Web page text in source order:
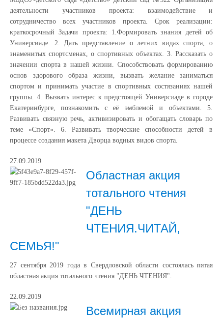
деятельности участников проекта: взаимодействие и
сотрудничество всех участников проекта. Срок реализации:
краткосрочный Задачи проекта: 1.Формировать знания детей об
Универсиаде. 2. Дать представление о летних видах спорта, о
знаменитых спортсменах, о спортивных объектах. 3. Рассказать о
значении спорта в нашей жизни. Способствовать формированию
основ здорового образа жизни, вызвать желание заниматься
спортом и принимать участие в спортивных состязаниях нашей
группы. 4. Вызвать интерес к предстоящей Универсиаде в городе
Екатеринбурге, познакомить с её эмблемой и объектами. 5.
Развивать связную речь, активизировать и обогащать словарь по
теме «Спорт». 6. Развивать творческие способности детей в
процессе создания макета Дворца водных видов спорта.
27.09.2019
Областная акция
тотального чтения
"ДЕНЬ
ЧТЕНИЯ.ЧИТАЙ,
СЕМЬЯ!"
27 сентября 2019 года в Свердловской области состоялась пятая
областная акция тотального чтения "ДЕНЬ ЧТЕНИЯ".
22.09.2019
Всемирная акция